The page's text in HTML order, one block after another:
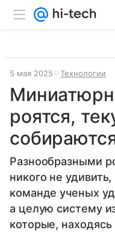
5 мая 2025 Технологии
роятся,
Разнообразными
никого не
команде ученых
а целую систему
которые,